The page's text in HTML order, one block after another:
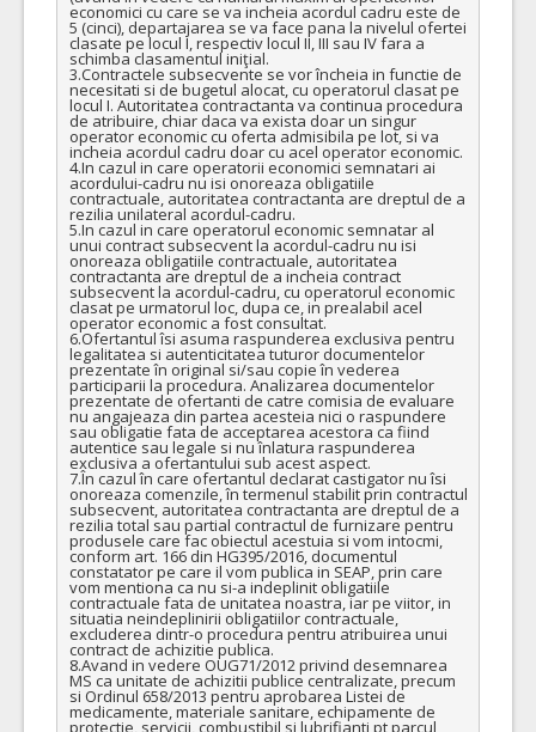
Lot 68-LIDOCAINUM GEL 20 mg + 0,5 mg/g gel 20 mg + 0,5 mg/g ser 12,5 gr - pentru cantitati minime si maxime, pret unitar estimat si specificatii tehnice vezi caietul de sarcini si centralizatorul procedurii
COD CPV: 33661100-2 Anestezice (Rev.2)
VALOAREA ESTIMATA FARA
TVA:
4.186,80 - 200.966,40 Leu
ATRIBUIT
11. TIOTROPIUM 18 MCG caps. cu pulb. inhal. 18 mcg cut 30+ disp
Lot 11-TIOTROPIUM 18 MCG caps. cu pulb. inhal. 18 mcg cut 30+ disp - pentru cantitati minime si maxime, pret unitar estimat si specificatii tehnice vezi caietul de sarcini si centralizatorul procedurii
COD CPV:
33673000-8 Medicamente impotriva maladiilor obstructive ale
VALOAREA ESTIMATA FARA
TVA:
319,97 - 15.358,46 Leu
27. LORNOXICAMUM 8mg pulb pulb. + solv. pt. sol. inj. 8mg fl + f 2ml
COD CPV:
33632100-0 Antiinflamatoare si antireumatismale (Rev.2)
VALOAREA ESTIMATA FARA
TVA:
942,00 - 45.216,00 Leu
ATRIBUIT
9. TENECTEPLAZUM 10000 UI pulb. + solv. pt. sol. inj. 5mg/ml (1000 u/ml) fl + ser + disp
COD CPV:
33622000-6 Medicamente pentru sistemul cardiovascular (Rev.2)
VALOAREA ESTIMATA FARA
TVA:
7.373,04 - 353.905,92 Leu
ATRIBUIT
economici cu care se va incheia acordul cadru este de
5 (cinci), departajarea se va face pana la nivelul ofertei
clasate pe locul I, respectiv locul II, III sau IV fara a
schimba clasamentul iniţial.
3.Contractele subsecvente se vor încheia in functie de
necesitati si de bugetul alocat, cu operatorul clasat pe
locul I. Autoritatea contractanta va continua procedura
de atribuire, chiar daca va exista doar un singur
operator economic cu oferta admisibila pe lot, si va
incheia acordul cadru doar cu acel operator economic.
4.In cazul in care operatorii economici semnatari ai
acordului-cadru nu isi onoreaza obligatiile
contractuale, autoritatea contractanta are dreptul de a
rezilia unilateral acordul-cadru.
5.In cazul in care operatorul economic semnatar al
unui contract subsecvent la acordul-cadru nu isi
onoreaza obligatiile contractuale, autoritatea
contractanta are dreptul de a incheia contract
subsecvent la acordul-cadru, cu operatorul economic
clasat pe urmatorul loc, dupa ce, in prealabil acel
operator economic a fost consultat.
6.Ofertantul îsi asuma raspunderea exclusiva pentru
legalitatea si autenticitatea tuturor documentelor
prezentate în original si/sau copie în vederea
participarii la procedura. Analizarea documentelor
prezentate de ofertanti de catre comisia de evaluare
nu angajeaza din partea acesteia nici o raspundere
sau obligatie fata de acceptarea acestora ca fiind
autentice sau legale si nu înlatura raspunderea
exclusiva a ofertantului sub acest aspect.
7.În cazul în care ofertantul declarat castigator nu îsi
onoreaza comenzile, în termenul stabilit prin contractul
subsecvent, autoritatea contractanta are dreptul de a
rezilia total sau partial contractul de furnizare pentru
produsele care fac obiectul acestuia si vom intocmi,
conform art. 166 din HG395/2016, documentul
constatator pe care il vom publica in SEAP, prin care
vom mentiona ca nu si-a indeplinit obligatiile
contractuale fata de unitatea noastra, iar pe viitor, in
situatia neindeplinirii obligatiilor contractuale,
excluderea dintr-o procedura pentru atribuirea unui
contract de achizitie publica.
8.Avand in vedere OUG71/2012 privind desemnarea
MS ca unitate de achizitii publice centralizate, precum
si Ordinul 658/2013 pentru aprobarea Listei de
medicamente, materiale sanitare, echipamente de
protectie, servicii, combustibil si lubrifianti pt parcul